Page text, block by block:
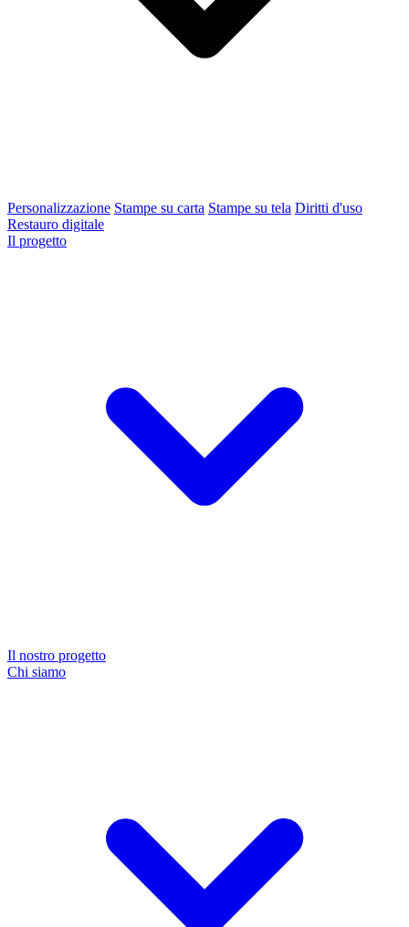
Personalizzazione Stampe su carta Stampe su tela Diritti d'uso
Restauro digitale
Il progetto
Il nostro progetto
Chi siamo